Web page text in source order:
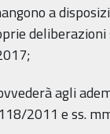
a
agli
2011 e ss.